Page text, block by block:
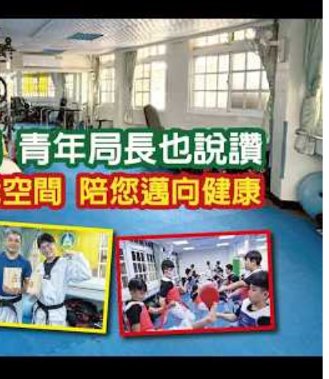
遊 綜合類雜誌2026天下城市高峰論壇 高市府分
享產業升級與金融服務共振發展